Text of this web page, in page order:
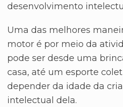
desenvolvimento
Uma das melhores
motor é por meio da
pode ser desde uma
casa, até um esporte
depender da idade da
intelectual dela.